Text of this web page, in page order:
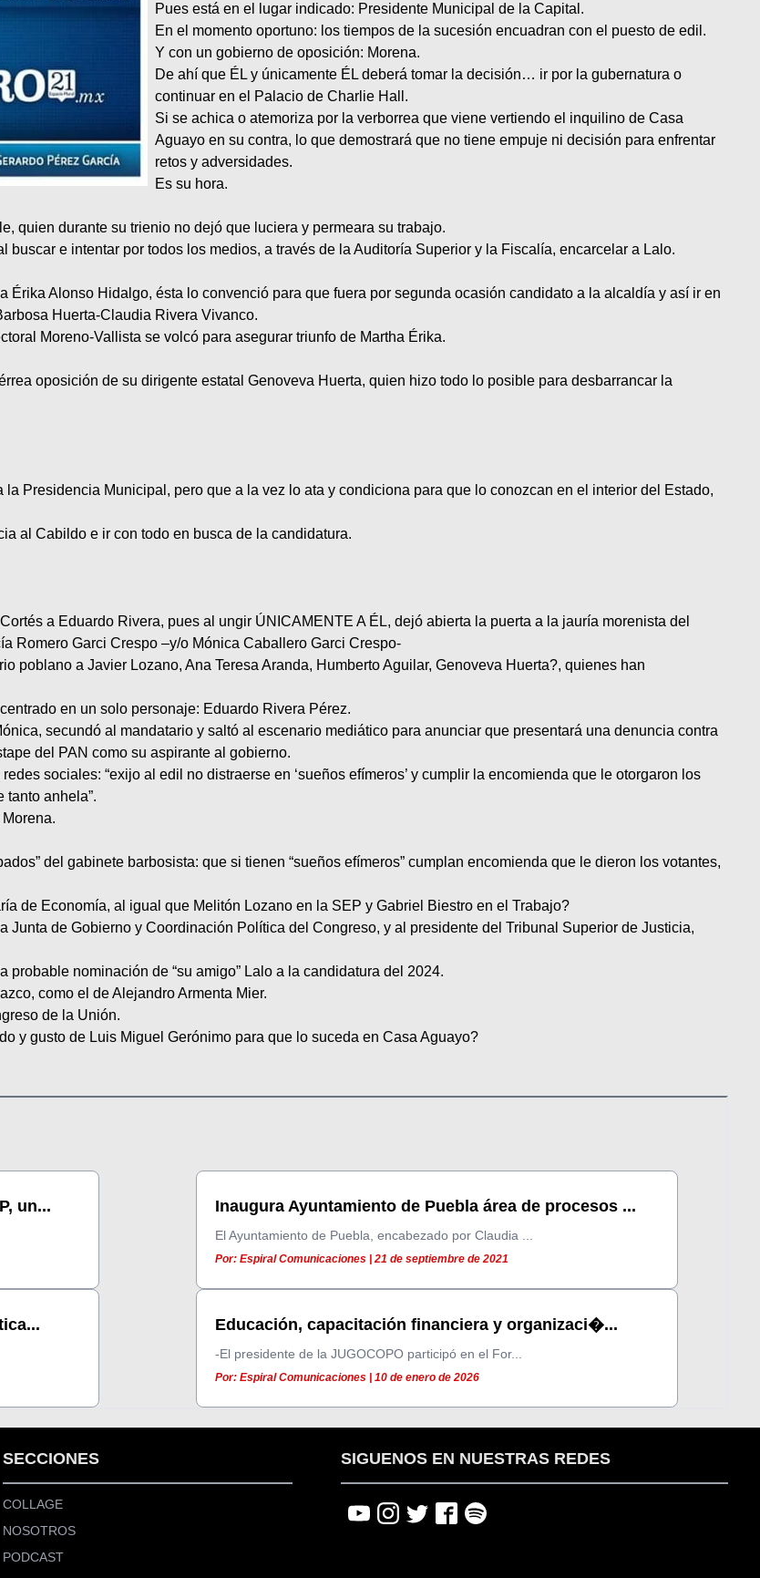
Pues está en el lugar indicado: Presidente Municipal de la Capital.
En el momento oportuno: los tiempos de la sucesión encuadran con el puesto de edil.
Y con un gobierno de oposición: Morena.
De ahí que ÉL y únicamente ÉL deberá tomar la decisión… ir por la gubernatura o
continuar en el Palacio de Charlie Hall.
Si se achica o atemoriza por la verborrea que viene vertiendo el inquilino de Casa
Aguayo en su contra, lo que demostrará que no tiene empuje ni decisión para enfrentar
retos y adversidades.
Es su hora.
quien durante su trienio no dejó que luciera y permeara su trabajo.
e intentar por todos los medios, a través de la Auditoría Superior y la Fiscalía, encarcelar a Lalo.
Alonso Hidalgo, ésta lo convenció para que fuera por segunda ocasión candidato a la alcaldía y así ir en
Huerta-Claudia Rivera Vivanco.
Moreno-Vallista se volcó para asegurar triunfo de Martha Érika.
oposición de su dirigente estatal Genoveva Huerta, quien hizo todo lo posible para desbarrancar la
Presidencia Municipal, pero que a la vez lo ata y condiciona para que lo conozcan en el interior del Estado,
al Cabildo e ir con todo en busca de la candidatura.
a Eduardo Rivera, pues al ungir ÚNICAMENTE A ÉL, dejó abierta la puerta a la jauría morenista del
Romero Garci Crespo –y/o Mónica Caballero Garci Crespo-
poblano a Javier Lozano, Ana Teresa Aranda, Humberto Aguilar, Genoveva Huerta?, quienes han
en un solo personaje: Eduardo Rivera Pérez.
secundó al mandatario y saltó al escenario mediático para anunciar que presentará una denuncia contra
del PAN como su aspirante al gobierno.
sociales: “exijo al edil no distraerse en ‘sueños efímeros’ y cumplir la encomienda que le otorgaron los
anhela”.
del gabinete barbosista: que si tienen “sueños efímeros” cumplan encomienda que le dieron los votantes,
de Economía, al igual que Melitón Lozano en la SEP y Gabriel Biestro en el Trabajo?
de Gobierno y Coordinación Política del Congreso, y al presidente del Tribunal Superior de Justicia,
nominación de “su amigo” Lalo a la candidatura del 2024.
como el de Alejandro Armenta Mier.
de la Unión.
y gusto de Luis Miguel Gerónimo para que lo suceda en Casa Aguayo?
un... Inaugura Ayuntamiento de Puebla área de procesos ...
El Ayuntamiento de Puebla, encabezado por Claudia ...
Por: Espiral Comunicaciones | 21 de septiembre de 2021
Educación, capacitación financiera y organizaci�...
-El presidente de la JUGOCOPO participó en el For...
Por: Espiral Comunicaciones | 10 de enero de 2026
SECCIONES
COLLAGE
NOSOTROS
PODCAST
SIGUENOS EN NUESTRAS REDES